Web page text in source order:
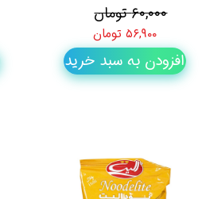
۶۰,۰۰۰ تومان
۵۶,۹۰۰ تومان
افزودن به سبد خرید